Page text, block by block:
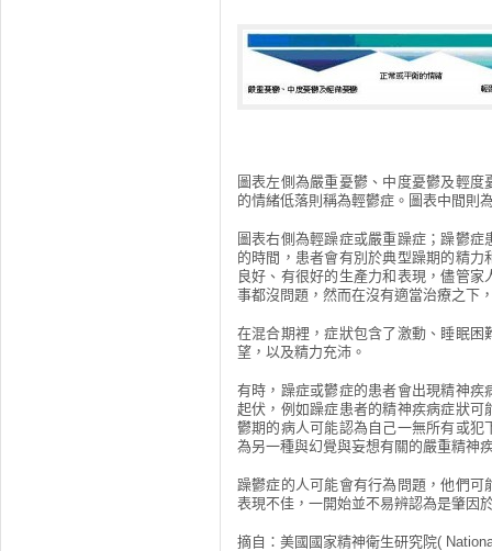
圖表左側為嚴重憂鬱、中度憂鬱及輕
的情緒低落則稱為輕鬱症。圖表中間則
圖表右側為輕躁症或嚴重躁症；躁鬱
的時間，患者會有別於典型躁期的精
良好、有很好的生產力和表現，儘管
事都沒問題，然而在沒有適當治療之下
在混合期裡，症狀包含了激動、睡眠
望，以及精力充沛。
有時，躁症或鬱症的患者會出現精神
起伏，例如躁症患者的精神疾病症狀
鬱期的病人可能認為自己一無所有或
為另一種與幻覺與妄想有關的嚴重精神
躁鬱症的人可能會有行為問題，他們
表現不佳，一開始並不易辨認為是肇因
摘自：美國國家精神衛生研究院(